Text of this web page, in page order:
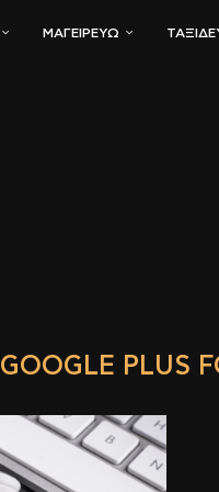
ΜΑΓΕΙΡΕΎΩ
GOOGLE PLUS